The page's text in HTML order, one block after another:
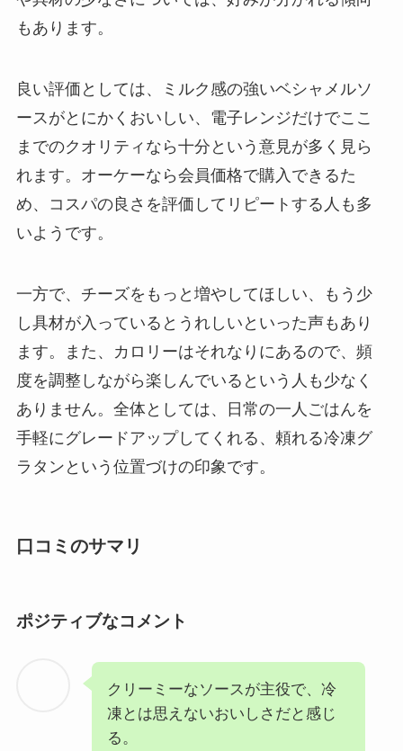
もあります。
良い評価としては、ミルク感の強いベシャメルソ
ースがとにかくおいしい、電子レンジだけでここ
までのクオリティなら十分という意見が多く見ら
れます。オーケーなら会員価格で購入できるた
め、コスパの良さを評価してリピートする人も多
いようです。
一方で、チーズをもっと増やしてほしい、もう少
し具材が入っているとうれしいといった声もあり
ます。また、カロリーはそれなりにあるので、頻
度を調整しながら楽しんでいるという人も少なく
ありません。全体としては、日常の一人ごはんを
手軽にグレードアップしてくれる、頼れる冷凍グ
ラタンという位置づけの印象です。
口コミのサマリ
ポジティブなコメント
クリーミーなソースが主役で、冷
凍とは思えないおいしさだと感じ
る。